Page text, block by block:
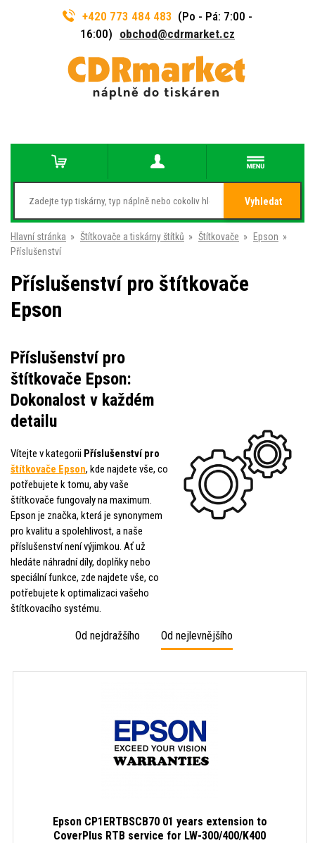
+420 773 484 483 (Po - Pá: 7:00 -
16:00) obchod@cdrmarket.cz
Vyhledat
Hlavní stránka » Štítkovače a tiskárny štítků » Štítkovače » Epson »
Příslušenství
Příslušenství pro štítkovače
Epson
Příslušenství pro
štítkovače Epson:
Dokonalost v každém
detailu
Vítejte v kategorii Příslušenství pro
štítkovače Epson, kde najdete vše, co
potřebujete k tomu, aby vaše
štítkovače fungovaly na maximum.
Epson je značka, která je synonymem
pro kvalitu a spolehlivost, a naše
příslušenství není výjimkou. Ať už
hledáte náhradní díly, doplňky nebo
speciální funkce, zde najdete vše, co
potřebujete k optimalizaci vašeho
štítkovacího systému.
Od nejdražšího Od nejlevnějšího
Epson CP1ERTBSCB70 01 years extension to
CoverPlus RTB service for LW-300/400/K400